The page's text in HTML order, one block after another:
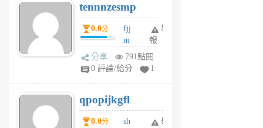
6
個
月
前
tennnzesmp
0.0分
fjj
m
w
rs
6
個
月
舉
報
分享
791點閱
0 評論/給分
1
qpopijkgfl
0.0分
sh
舉